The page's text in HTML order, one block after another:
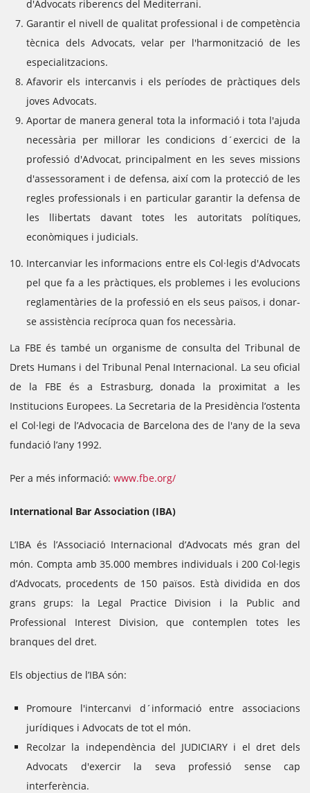
d'Advocats riberencs del Mediterrani.
Garantir el nivell de qualitat professional i de competència
tècnica dels Advocats, velar per l'harmonització de les
especialitzacions.
Afavorir els intercanvis i els períodes de pràctiques dels
joves Advocats.
Aportar de manera general tota la informació i tota l'ajuda
necessària per millorar les condicions d´exercici de la
professió d'Advocat, principalment en les seves missions
d'assessorament i de defensa, així com la protecció de les
regles professionals i en particular garantir la defensa de
les llibertats davant totes les autoritats polítiques,
econòmiques i judicials.
Intercanviar les informacions entre els Col·legis d'Advocats
pel que fa a les pràctiques, els problemes i les evolucions
reglamentàries de la professió en els seus països, i donar-
se assistència recíproca quan fos necessària.
La FBE és també un organisme de consulta del Tribunal de
Drets Humans i del Tribunal Penal Internacional. La seu oficial
de la FBE és a Estrasburg, donada la proximitat a les
Institucions Europees. La Secretaria de la Presidència l’ostenta
el Col·legi de l’Advocacia de Barcelona des de l'any de la seva
fundació l’any 1992.
Per a més informació: www.fbe.org/
International Bar Association (IBA)
L’IBA és l’Associació Internacional d’Advocats més gran del
món. Compta amb 35.000 membres individuals i 200 Col·legis
d’Advocats, procedents de 150 països. Està dividida en dos
grans grups: la Legal Practice Division i la Public and
Professional Interest Division, que contemplen totes les
branques del dret.
Els objectius de l’IBA són:
Promoure l'intercanvi d´informació entre associacions
jurídiques i Advocats de tot el món.
Recolzar la independència del JUDICIARY i el dret dels
Advocats d'exercir la seva professió sense cap
interferència.